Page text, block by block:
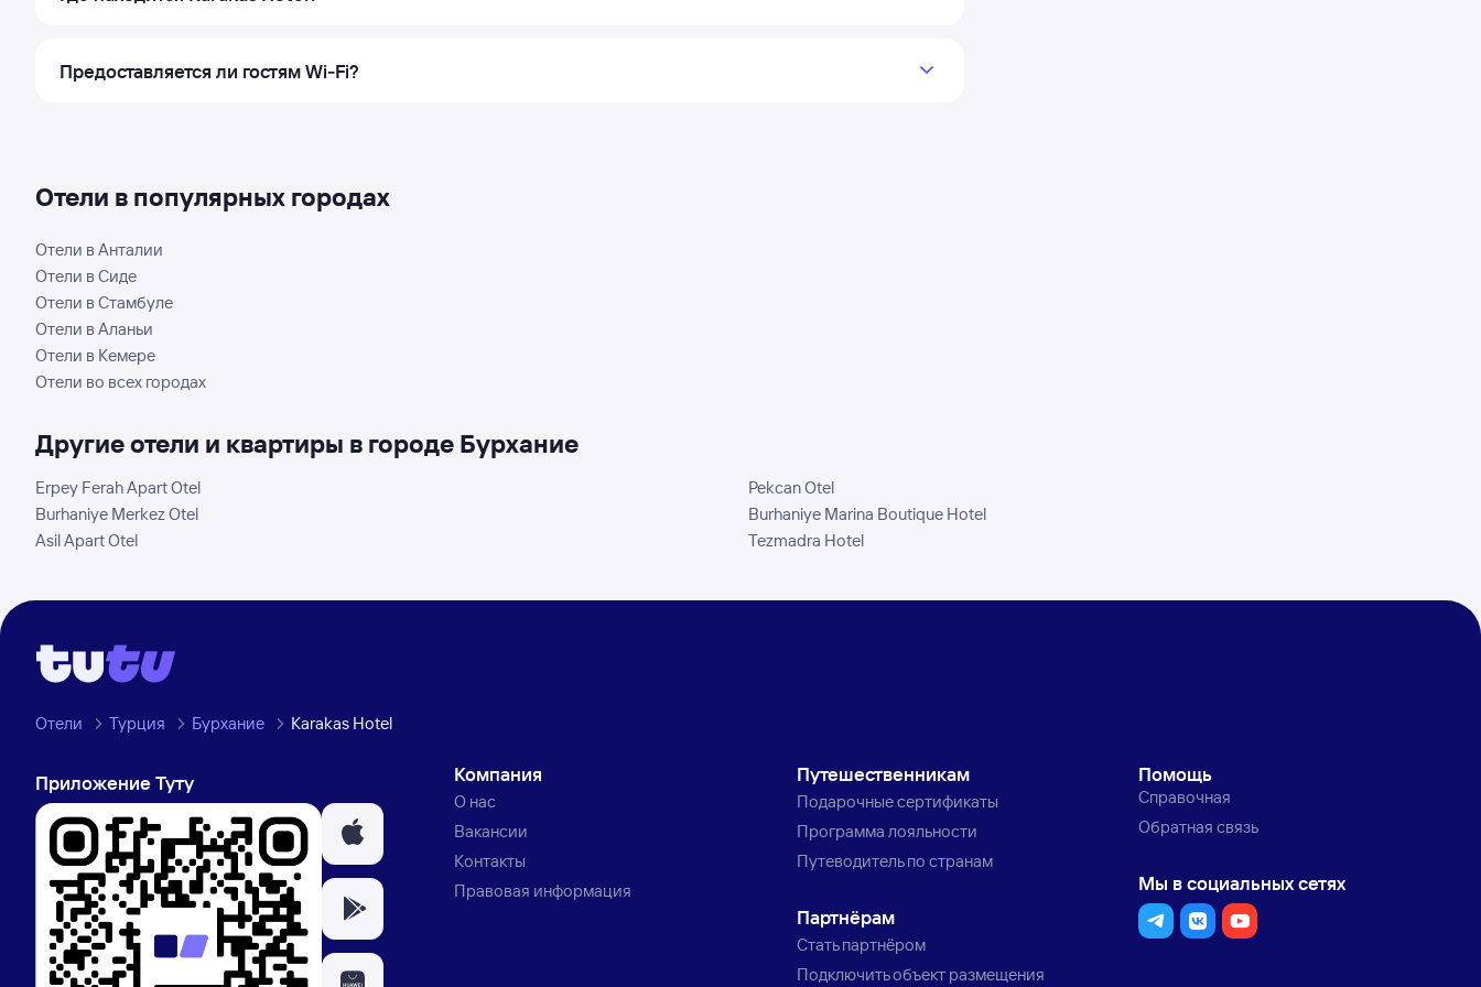
Предоставляется ли гостям Wi‑Fi?
Отели в популярных городах
Отели в Анталии
Отели в Сиде
Отели в Стамбуле
Отели в Аланьи
Отели в Кемере
Отели во всех городах
Другие отели и квартиры в городе Бурхание
Erpey Ferah Apart Otel
Burhaniye Merkez Otel
Asil Apart Otel
Pekcan Otel
Burhaniye Marina Boutique Hotel
Tezmadra Hotel
Отели Турция Бурхание Karakas Hotel
Приложение Туту Компания
О нас
Вакансии
Контакты
Правовая информация
Путешественникам
Подарочные сертификаты
Программа лояльности
Путеводитель по странам
Партнёрам
Стать партнёром
Подключить объект размещения
Помощь
Справочная
Обратная связь
Мы в социальных сетях